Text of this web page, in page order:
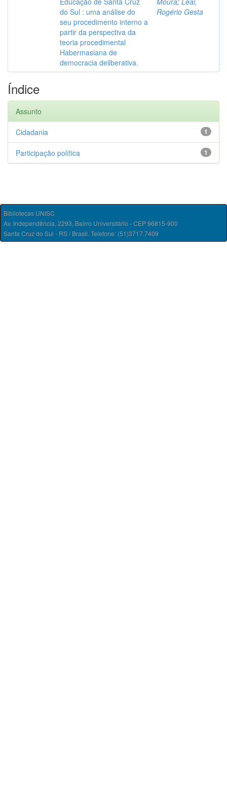
do Sul : uma análise do
seu procedimento interno a
partir da perspectiva da
teoria procedimental
Habermasiana de
democracia deliberativa.
Rogério Gesta
Índice
Assunto
1
Cidadania
1
Participação política
Bibliotecas UNISC
Av. Independência, 2293, Bairro Universitário - CEP 96815-900
Santa Cruz do Sul - RS / Brasil. Telefone: (51)3717.7409